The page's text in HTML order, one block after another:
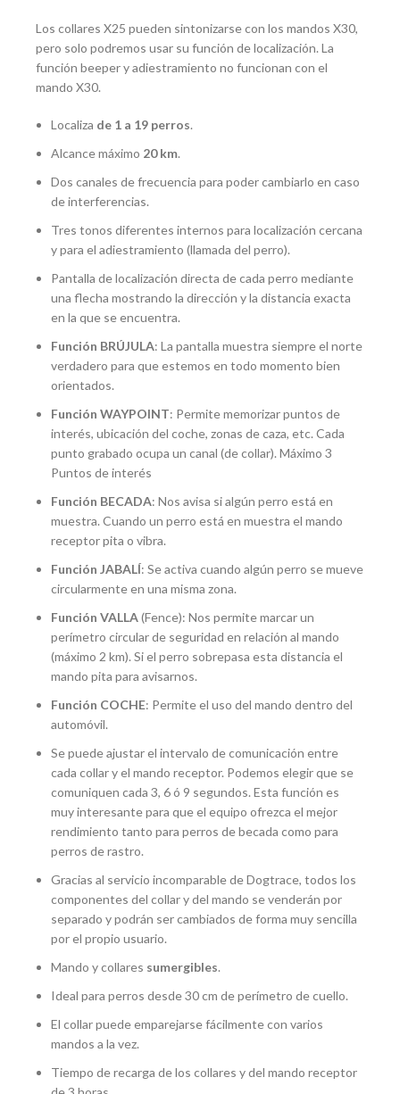
Los collares X25 pueden sintonizarse con los mandos X30,
pero solo podremos usar su función de localización. La
función beeper y adiestramiento no funcionan con el
mando X30.
Localiza de 1 a 19 perros.
Alcance máximo 20 km.
Dos canales de frecuencia para poder cambiarlo en caso
de interferencias.
Tres tonos diferentes internos para localización cercana
y para el adiestramiento (llamada del perro).
Pantalla de localización directa de cada perro mediante
una flecha mostrando la dirección y la distancia exacta
en la que se encuentra.
Función BRÚJULA: La pantalla muestra siempre el norte
verdadero para que estemos en todo momento bien
orientados.
Función WAYPOINT: Permite memorizar puntos de
interés, ubicación del coche, zonas de caza, etc. Cada
punto grabado ocupa un canal (de collar). Máximo 3
Puntos de interés
Función BECADA: Nos avisa si algún perro está en
muestra. Cuando un perro está en muestra el mando
receptor pita o vibra.
Función JABALÍ: Se activa cuando algún perro se mueve
circularmente en una misma zona.
Función VALLA(Fence): Nos permite marcar un
perímetro circular de seguridad en relación al mando
(máximo 2 km). Si el perro sobrepasa esta distancia el
mando pita para avisarnos.
Función COCHE: Permite el uso del mando dentro del
automóvil.
Se puede ajustar el intervalo de comunicación entre
cada collar y el mando receptor. Podemos elegir que se
comuniquen cada 3, 6 ó 9 segundos. Esta función es
muy interesante para que el equipo ofrezca el mejor
rendimiento tanto para perros de becada como para
perros de rastro.
Gracias al servicio incomparable de Dogtrace, todos los
componentes del collar y del mando se venderán por
separado y podrán ser cambiados de forma muy sencilla
por el propio usuario.
Mando y collares sumergibles.
Ideal para perros desde 30 cm de perímetro de cuello.
El collar puede emparejarse fácilmente con varios
mandos a la vez.
Tiempo de recarga de los collares y del mando receptor